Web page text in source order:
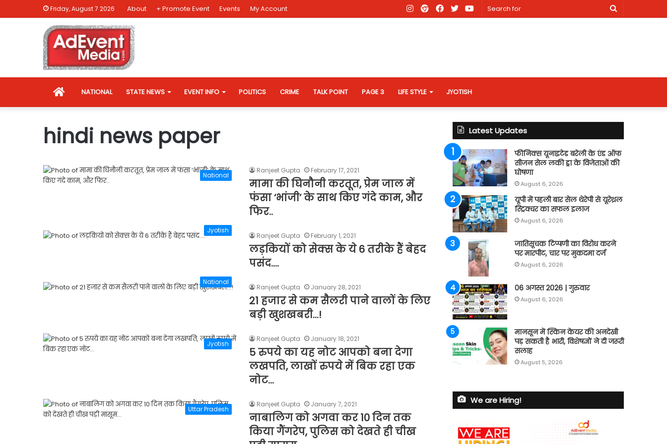
Friday, August 7 2026 About + Promote Event Events My Account
Search
Youtube
X
Facebook
AD
Instagram
HOMENATIONAL STATE NEWS EVENT INFO POLITICS CRIME TALK POINT PAGE 3 LIFE STYLE JYOTISH
hindi news paper
National
Ranjeet Gupta February 17, 2021
मामा की घिनौनी करतूत, प्रेम जाल में
फंसा ‘भांजी’ के साथ किए गंदे काम, और
फिर..
Jyotish
Ranjeet Gupta February 1, 2021
लड़कियों को सेक्स के ये 6 तरीके हैं बेहद
पसंद….
National
Ranjeet Gupta January 28, 2021
21 हजार से कम सैलरी पाने वालों के लिए
बड़ी खुशखबरी…!
Jyotish
Ranjeet Gupta January 18, 2021
5 रुपये का यह नोट आपको बना देगा
लखपति, लाखों रुपये में बिक रहा एक
नोट…
Uttar Pradesh
Ranjeet Gupta January 7, 2021
नाबालिग को अगवा कर 10 दिन तक
किया गैंगरेप, पुलिस को देखते ही चीख
Latest Updates
फीनिक्स यूनाइटेड बरेली के एंड ऑफ
सीजन सेल लकी ड्रा के विजेताओं की
घोषणा
August 6, 2026
यूपी में पहली बार सेल थेरेपी से यूरेथ्रल
स्ट्रिक्चर का सफल इलाज
August 6, 2026
जातिसूचक टिप्पणी का विरोध करने
पर मारपीट, चार पर मुकदमा दर्ज
August 6, 2026
06 अगस्त 2026 | गुरुवार
August 6, 2026
मानसून में स्किन केयर की अनदेखी
पड़ सकती है भारी, विशेषज्ञों ने दी जरूरी
सलाह
August 5, 2026
We are Hiring!